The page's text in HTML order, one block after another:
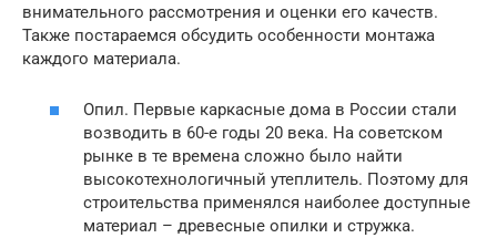
внимательного рассмотрения и оценки его качеств.
Также постараемся обсудить особенности монтажа
каждого материала.
Опил. Первые каркасные дома в России стали
возводить в 60-е годы 20 века. На советском
рынке в те времена сложно было найти
высокотехнологичный утеплитель. Поэтому для
строительства применялся наиболее доступные
материал – древесные опилки и стружка.